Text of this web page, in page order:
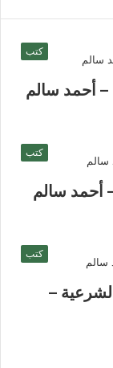
كتب
– أحمد سالم
كتب
أحمد سالم
كتب
–